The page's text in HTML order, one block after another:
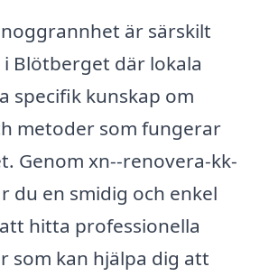
är särskilt
Blötberget där lokala
specifik kunskap om
metoder som fungerar
Genom xn--renovera-kk-
du en smidig och enkel
hitta professionella
som kan hjälpa dig att